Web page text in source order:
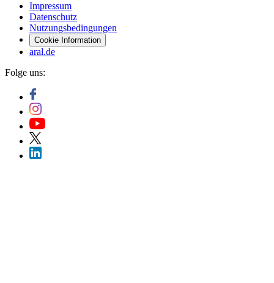
Impressum
Datenschutz
Nutzungsbedingungen
Cookie Information
aral.de
Folge uns: